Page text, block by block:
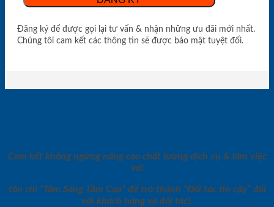
Đăng ký để được gọi lại tư vấn & nhận những ưu đãi mới nhất.
Chúng tôi cam kết các thông tin sẽ được bảo mật tuyệt đối.
Cam kết không ngừng nâng cao chất lượng dịch vụ & làm việc
với
tôn chỉ “Tâm Sáng Tầm Cao” để trở thành “Đối tác tin cậy” đối
với khách hàng và đối tác!.